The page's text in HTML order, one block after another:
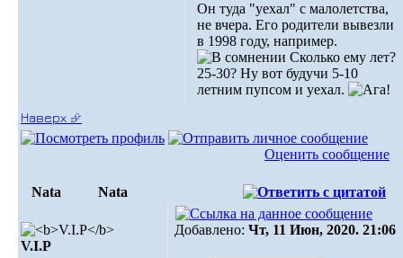
Он туда "уехал" с малолетства,
не вчера. Его родители вывезли
в 1998 году, например.
Сколько ему лет?
25-30? Ну вот будучи 5-10
летним пупсом и уехал.
Наверх ⮵
Оценить сообщение
Nata Nata
V.I.Р
Добавлено: Чт, 11 Июн, 2020. 21:06